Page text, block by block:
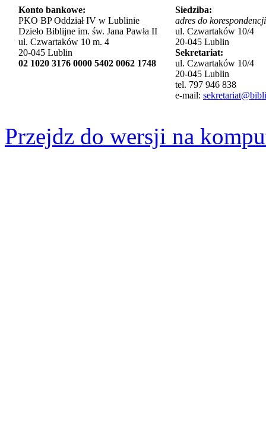
Konto bankowe:
PKO BP Oddział IV w Lublinie
Dzieło Biblijne im. św. Jana Pawła II
ul. Czwartaków 10 m. 4
20-045 Lublin
02 1020 3176 0000 5402 0062 1748
Siedziba:
adres do
ul. Czwartaków 10/4
20-045 Lublin
Sekretariat:
ul. Czwartaków 10/4
20-045 Lublin
tel. 797 946 838
e-mail:
Przejdz do wersji na